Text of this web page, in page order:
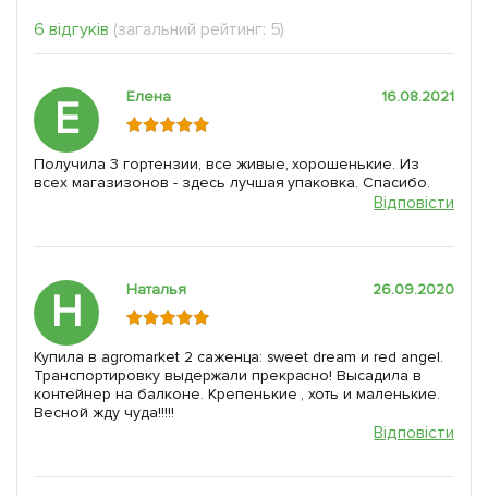
6 відгуків (загальний рейтинг: 5)
Е Елена 16.08.2021
Получила 3 гортензии, все живые, хорошенькие. Из
всех магазизонов - здесь лучшая упаковка. Спасибо.
Відповісти
Н Наталья 26.09.2020
Купила в agromarket 2 саженца: sweet dream и red angel.
Транспортировку выдержали прекрасно! Высадила в
контейнер на балконе. Крепенькие , хоть и маленькие.
Весной жду чуда!!!!!
Відповісти